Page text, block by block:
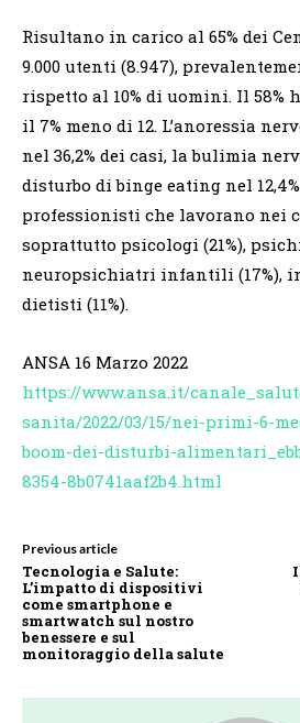
Risultano in carico al 65% dei
9.000 utenti (8.947),
rispetto al 10% di uomini. Il 58%
il 7% meno di 12. L’anoressia
nel 36,2% dei casi, la bulimia
disturbo di binge eating nel
professionisti che lavorano nei
soprattutto psicologi (21%),
neuropsichiatri infantili (17%),
dietisti (11%).
ANSA 16 Marzo 2022
https://www.ansa.it/
sanita/2022/03/15/nei-primi-6-
boom-dei-disturbi-
8354-8b0741aaf2b4.html
Previous article
Tecnologia e Salute:
L’impatto di dispositivi
come smartphone e
smartwatch sul nostro
benessere e sul
monitoraggio della salute